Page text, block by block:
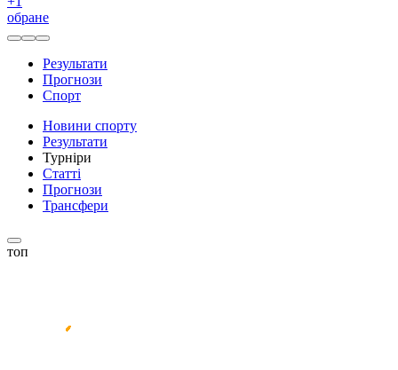
обране
Результати
Прогнози
Спорт
Новини спорту
Результати
Турніри
Статті
Прогнози
Трансфери
топ